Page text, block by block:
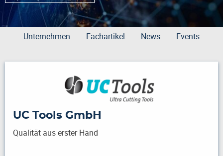
Unternehmen Fachartikel News Events
UC Tools GmbH
Qualität aus erster Hand